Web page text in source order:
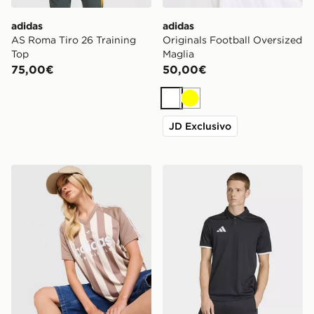
adidas
AS Roma Tiro 26 Training
Top
75,00€
adidas
Originals Football Oversized
Maglia
50,00€
BiancoGiallo
JD Exclusivo
adidas Originals Maglia Jersey Football Stripe
adidas Entrada26 Polo